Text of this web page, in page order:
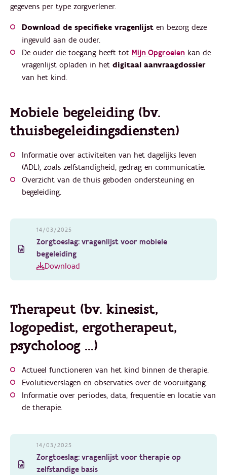
gegevens per type zorgverlener.
Download de specifieke vragenlijst en bezorg deze
ingevuld aan de ouder.
De ouder die toegang heeft tot Mijn Opgroeien kan de
vragenlijst opladen in het digitaal aanvraagdossier
van het kind.
Mobiele begeleiding (bv.
thuisbegeleidingsdiensten)
Informatie over activiteiten van het dagelijks leven
(ADL), zoals zelfstandigheid, gedrag en communicatie.
Overzicht van de thuis geboden ondersteuning en
begeleiding.
14/03/2025
Zorgtoeslag: vragenlijst voor mobiele
begeleiding
Download
Therapeut (bv. kinesist,
logopedist, ergotherapeut,
psycholoog …)
Actueel functioneren van het kind binnen de therapie.
Evolutieverslagen en observaties over de vooruitgang.
Informatie over periodes, data, frequentie en locatie van
de therapie.
14/03/2025
Zorgtoeslag: vragenlijst voor therapie op
zelfstandige basis